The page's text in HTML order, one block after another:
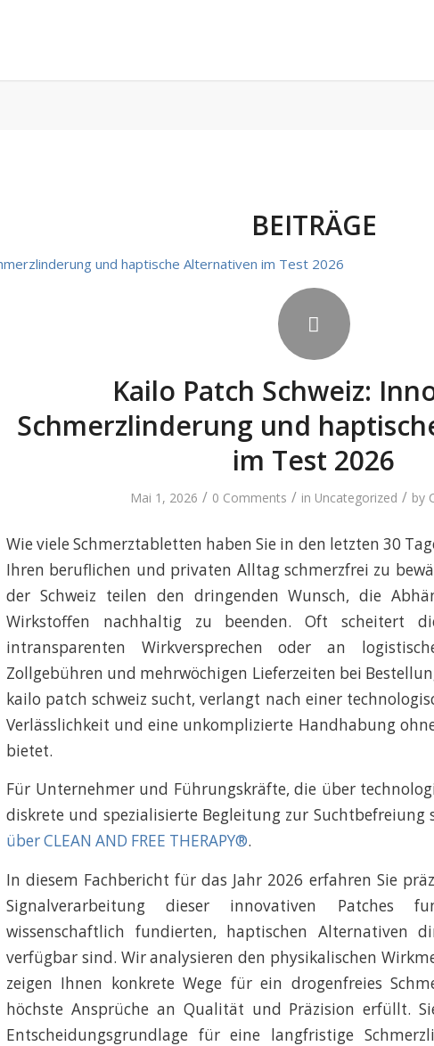
BEITRÄGE
Kailo Patch Schweiz:
Schmerzlinderung und
im Test 2026
Mai 1, 2026 / 0 Comments / in Uncategorized / by
Wie viele Schmerztabletten haben Sie in den letzten 30
Ihren beruflichen und privaten Alltag schmerzfrei zu
der Schweiz teilen den dringenden Wunsch, die
Wirkstoffen nachhaltig zu beenden. Oft scheitert
intransparenten Wirkversprechen oder an
Zollgebühren und mehrwöchigen Lieferzeiten bei
kailo patch schweiz sucht, verlangt nach einer
Verlässlichkeit und eine unkomplizierte Handhabung
bietet.
Für Unternehmer und Führungskräfte, die über
diskrete und spezialisierte Begleitung zur Suchtbefreiung
über CLEAN AND FREE THERAPY®.
In diesem Fachbericht für das Jahr 2026 erfahren Sie
Signalverarbeitung dieser innovativen Patches
wissenschaftlich fundierten, haptischen Alternativen
verfügbar sind. Wir analysieren den physikalischen
zeigen Ihnen konkrete Wege für ein drogenfreies
höchste Ansprüche an Qualität und Präzision erfüllt.
Entscheidungsgrundlage für eine langfristige